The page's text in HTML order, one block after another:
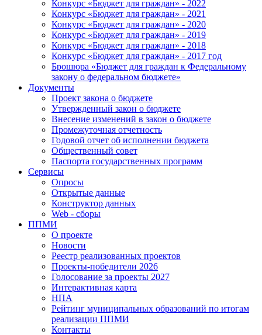
Конкурс «Бюджет для граждан» - 2022
Конкурс «Бюджет для граждан» - 2021
Конкурс «Бюджет для граждан» - 2020
Конкурс «Бюджет для граждан» - 2019
Конкурс «Бюджет для граждан» - 2018
Конкурс «Бюджет для граждан» - 2017 год
Брошюра «Бюджет для граждан к Федеральному
закону о федеральном бюджете»
Документы
Проект закона о бюджете
Утвержденный закон о бюджете
Внесение изменений в закон о бюджете
Промежуточная отчетность
Годовой отчет об исполнении бюджета
Общественный совет
Паспорта государственных программ
Сервисы
Опросы
Открытые данные
Конструктор данных
Web - сборы
ППМИ
О проекте
Новости
Реестр реализованных проектов
Проекты-победители 2026
Голосование за проекты 2027
Интерактивная карта
НПА
Рейтинг муниципальных образований по итогам
реализации ППМИ
Контакты